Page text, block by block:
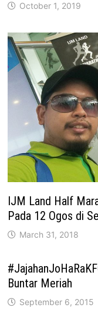
October 1, 2019
IJM Land Half
Pada 12 Ogos di
March 31, 2018
Buntar Meriah
September 6, 2015